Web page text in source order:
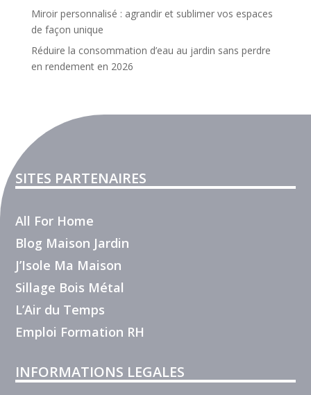
Miroir personnalisé : agrandir et sublimer vos espaces
de façon unique
Réduire la consommation d’eau au jardin sans perdre
en rendement en 2026
SITES PARTENAIRES
All For Home
Blog Maison Jardin
J’Isole Ma Maison
Sillage Bois Métal
L’Air du Temps
Emploi Formation RH
INFORMATIONS LEGALES